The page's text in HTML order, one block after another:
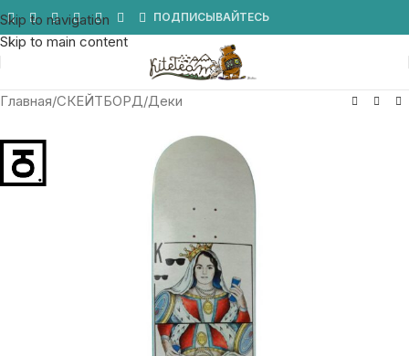
Skip to navigation
Skip to main content
ПОДПИСЫВАЙТЕСЬ
Главная/СКЕЙТБОРД/Деки